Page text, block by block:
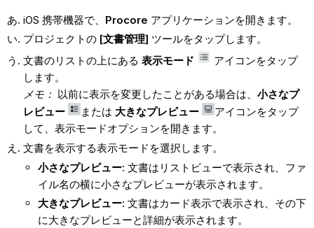
iOS 携帯機器で、 Procore アプリケーションを開きます。
プロジェクトの [文書管理] ツールをタップします。
文書のリストの上にある 表示モード
アイコンをタップ
します。
メモ： 以前に表示を変更したことがある場合は、 小さなプ
レビュー
または 大きなプレビュー
アイコンをタップ
して、表示モードオプションを開きます。
文書を表示する表示モードを選択します。
小さなプレビュー: 文書はリストビューで表示され、ファ
イル名の横に小さなプレビューが表示されます。
大きなプレビュー: 文書はカード表示で表示され、その下
に大きなプレビューと詳細が表示されます。